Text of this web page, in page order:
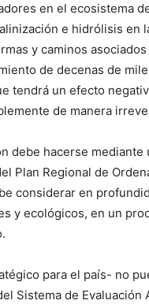
en el ecosistema
e hidrólisis en
y caminos asociados
de decenas de
tendrá un efecto
de manera
debe hacerse mediante
Plan Regional de
considerar en
y ecológicos, en un
para el país- no
Sistema de Evaluación